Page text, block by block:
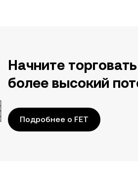
Начните
более высокий
Подробнее о FET